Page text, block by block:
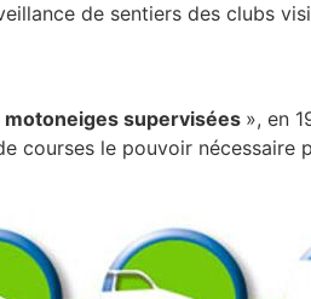
de sentiers des clubs
supervisées », en
courses le pouvoir